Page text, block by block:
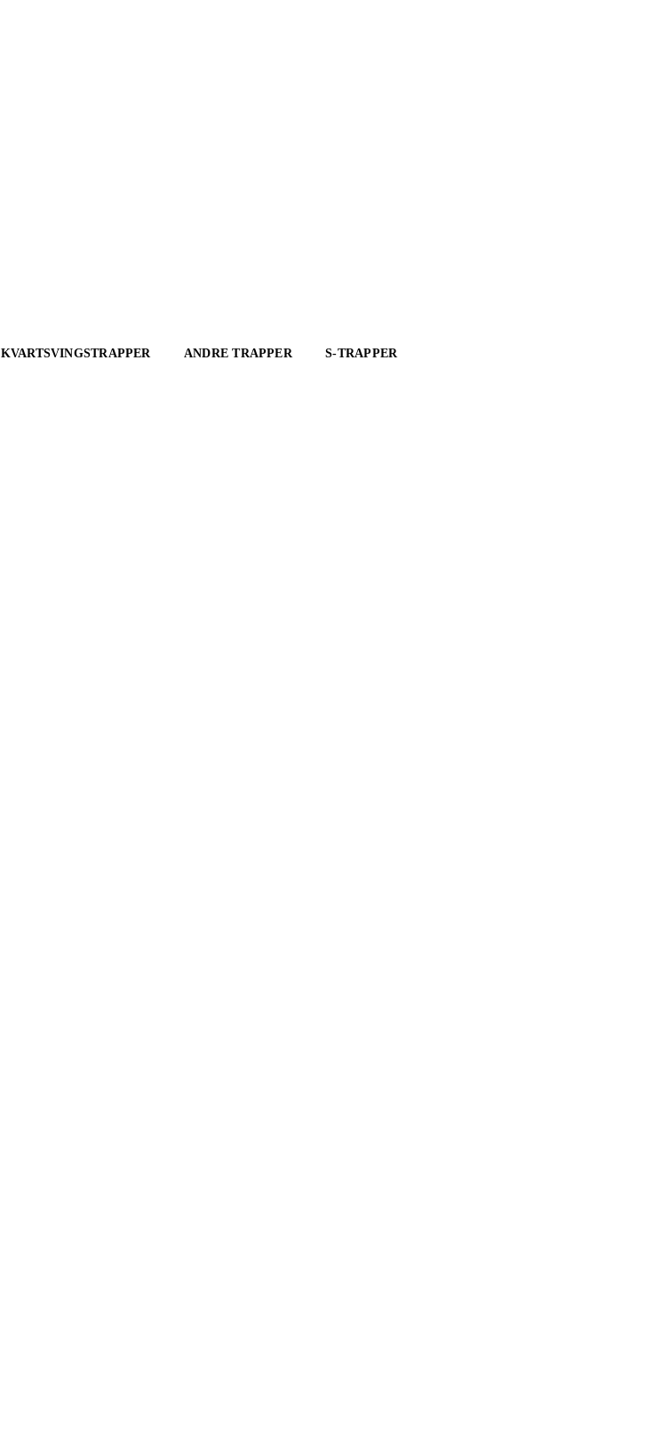
KVARTSVINGSTRAPPER ANDRE TRAPPER S-TRAPPER